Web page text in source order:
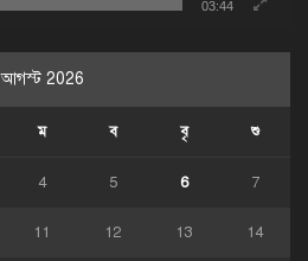
03:44
আগস্ট 2026
ম ব বৃ শু
4 5 6 7
11 12 13 14